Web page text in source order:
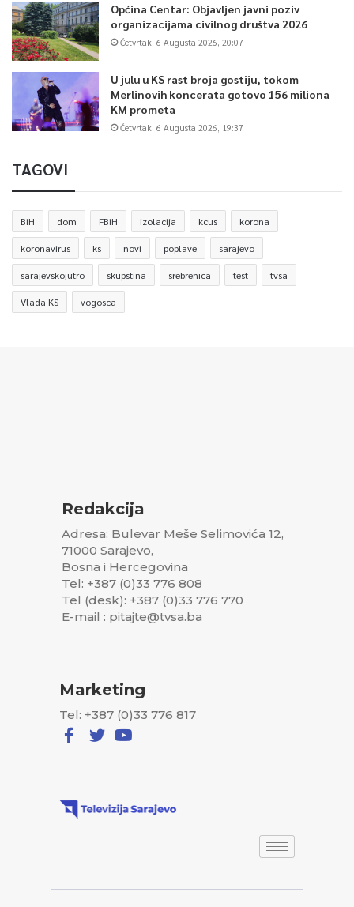
Općina Centar: Objavljen javni poziv
organizacijama civilnog društva 2026
Četvrtak, 6 Augusta 2026, 20:07
U julu u KS rast broja gostiju, tokom
Merlinovih koncerata gotovo 156 miliona
KM prometa
Četvrtak, 6 Augusta 2026, 19:37
TAGOVI
BiH dom FBiH izolacija kcus korona
koronavirus ks novi poplave sarajevo
sarajevskojutro skupstina srebrenica test tvsa
Vlada KS vogosca
Redakcija
Adresa: Bulevar Meše Selimovića 12,
71000 Sarajevo,
Bosna i Hercegovina
Tel: +387 (0)33 776 808
Tel (desk): +387 (0)33 776 770
E-mail : pitajte@tvsa.ba
Marketing
Tel: +387 (0)33 776 817